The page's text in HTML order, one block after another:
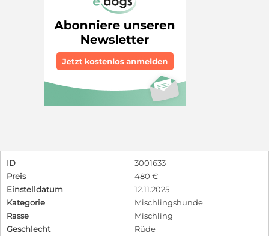
ID
3001633
Preis
480 €
Einstelldatum
12.11.2025
Kategorie
Mischlingshunde
Rasse
Mischling
Geschlecht
Rüde